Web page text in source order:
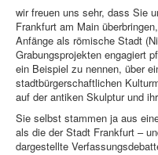
wir freuen uns sehr, dass Sie
Frankfurt am Main
Anfänge als römische Stadt
Grabungsprojekten engagiert
ein Beispiel zu nennen, über
stadtbürgerschaftlichen
auf der antiken Skulptur und
Sie selbst stammen ja aus
als die der Stadt Frankfurt –
dargestellte